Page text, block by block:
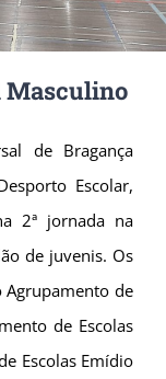
Masculino
de Bragança
Escolar,
2ª jornada na
de juvenis. Os
de
de Escolas
Escolas Emídio